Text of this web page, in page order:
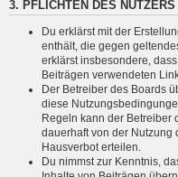
3. PFLICHTEN DES NUTZERS
Du erklärst mit der
enthält, die gegen
erklärst insbesondere,
Beiträgen verwendeten
Der Betreiber des Boards
diese
Regeln kann der Betreiber
dauerhaft von der Nutzung
Hausverbot erteilen.
Du nimmst zur Kenntnis,